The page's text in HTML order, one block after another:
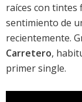
raíces con tintes
sentimiento de
recientemente.
Carretero,
primer single.